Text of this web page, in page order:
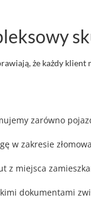
że każdy klient
zarówno
w zakresie
z miejsca
dokumentami